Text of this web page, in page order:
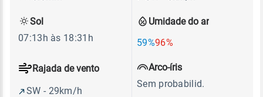
Umidade do ar
59%96%
Rajada de vento
SW - 29km/h
Sol
07:13h às 18:31h
Arco-íris
Sem probabilid.